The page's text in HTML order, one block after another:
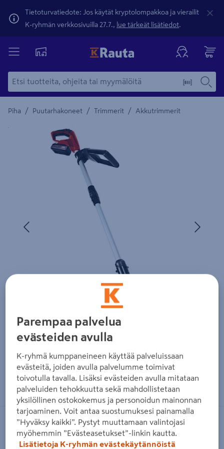
Tietoturvatiedote: Jos käytät kryptolompakkoa ja vierailit
K-ryhmän verkkosivuilla 27.7., lue tärkeät lisätiedot.
Piha / Puutarhakoneet / Trimmerit / Akkutrimmerit
Yksityiskohtainen kuvaus löytyy Tuotteen kuvaus -
Zoomaa kuvaa sormilla kosketusnäytöllä
Akkutrimmeri Einhell PXC GE-CT 18 Li
EINHELL
Parempaa palvelua
evästeiden avulla
K-ryhmä kumppaneineen käyttää palveluissaan
evästeitä, joiden avulla palvelumme toimivat
toivotulla tavalla. Lisäksi evästeiden avulla mitataan
palveluiden tehokkuutta sekä mahdollistetaan
yksilöllinen ostokokemus ja personoidun mainonnan
tarjoaminen. Voit antaa suostumuksesi painamalla
”Hyväksy kaikki”. Pystyt muuttamaan valintojasi
myöhemmin ”Evästeasetukset”-linkin kautta.
Lisätietoja K-ryhmän evästekäytännöistä